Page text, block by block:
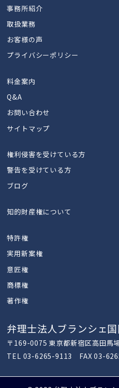
事務所紹介
取扱業務
お客様の声
プライバシーポリシー
料金案内
Q&A
お問い合わせ
サイトマップ
権利侵害を受けている方
警告を受けている方
ブログ
知的財産権について
特許権
実用新案権
意匠権
商標権
著作権
弁理士法人ブランシェ
〒169-0075 東京都新宿区高田馬
TEL 03-6265-9113 FAX 03-